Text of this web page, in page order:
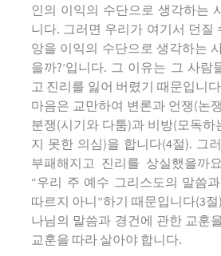
인의 이익의 수단으로 생각하는
니다. 그러면 우리가 여기서 던질
앙을 이익의 수단으로 생각하는
을까?’입니다. 그 이유는 그 사람
고 진리를 잃어 버렸기 때문입니
마음은 교만하여 변론과 언쟁(논
분쟁(시기와 다툼)과 비방(모독하
지 못한 의심)을 합니다(4절). 그
부패해지고 진리를 상실했을까
“우리 주 예수 그리스도의 말씀
따르지 아니”하기 때문입니다(3
나님의 말씀과 경건에 관한 교훈
교훈을 따라 살아야 합니다.